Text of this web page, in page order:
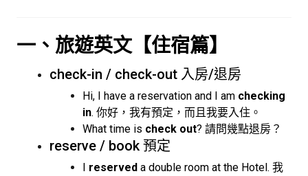
一、旅遊英文【住宿篇】
check-in / check-out 入房/退房
Hi, I have a reservation and I am checking
in. 你好，我有預定，而且我要入住。
What time is check out? 請問幾點退房？
reserve / book 預定
I reserved a double room at the Hotel. 我